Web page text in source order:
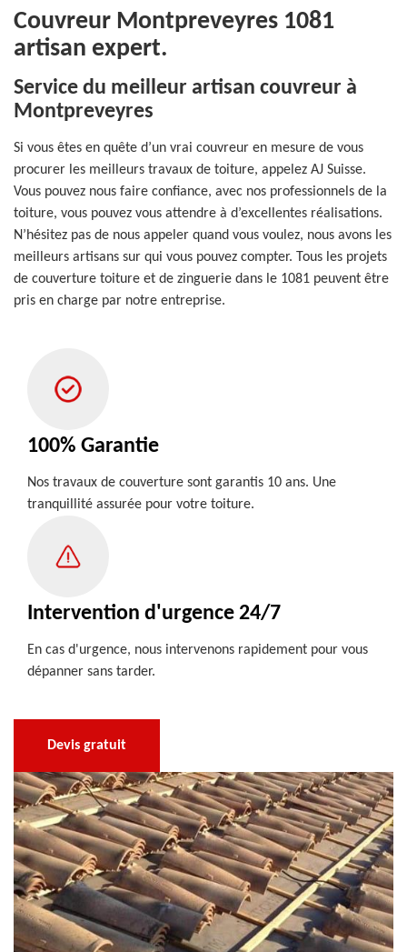
Couvreur Montpreveyres 1081
artisan expert.
Service du meilleur artisan couvreur à
Montpreveyres
Si vous êtes en quête d’un vrai couvreur en mesure de vous
procurer les meilleurs travaux de toiture, appelez AJ Suisse.
Vous pouvez nous faire confiance, avec nos professionnels de la
toiture, vous pouvez vous attendre à d’excellentes réalisations.
N’hésitez pas de nous appeler quand vous voulez, nous avons les
meilleurs artisans sur qui vous pouvez compter. Tous les projets
de couverture toiture et de zinguerie dans le 1081 peuvent être
pris en charge par notre entreprise.
100% Garantie
Nos travaux de couverture sont garantis 10 ans. Une
tranquillité assurée pour votre toiture.
Intervention d'urgence 24/7
En cas d'urgence, nous intervenons rapidement pour vous
dépanner sans tarder.
Devis gratuit